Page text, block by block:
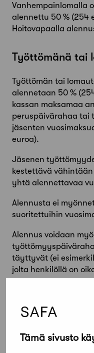
Tämä sivusto
Vanhempainlomalla
alennettu 50 % (254
Hoitovapaalla
Työttömänä tai
Työttömän tai
alennetaan 50 %
kassan maksamaa
peruspäivärahaa tai
jäsenten
euroa).
Jäsenen
kestettävä
yhtä alennettavaa
Alennusta ei
suoritettuihin
Alennus voidaan
täyttyvät (ei
jolta henkilöllä on
työttömyys jatkuu
ilmoituksen
jatkumisesta.
Eläkkelle